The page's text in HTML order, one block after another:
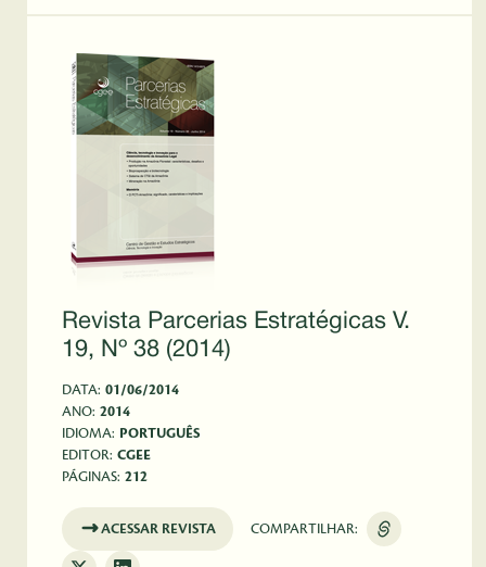
Revista Parcerias Estratégicas V.
19, Nº 38 (2014)
DATA: 01/06/2014
ANO: 2014
IDIOMA: PORTUGUÊS
EDITOR: CGEE
PÁGINAS: 212
ACESSAR REVISTA COMPARTILHAR: